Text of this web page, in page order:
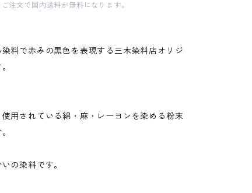
注文で国内送料が無料になります。
料で赤みの黒色を表現する三木染料店オリジ
用されている綿・麻・レーヨンを染める粉末
の染料です。